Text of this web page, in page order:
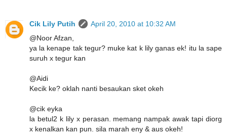
Cik Lily Putih
April 20, 2010 at 10:32 AM
@Noor Afzan,
ya la kenape tak tegur? muke kat k lily ganas ek! itu la sape
suruh x tegur kan
@Aidi
Kecik ke? oklah nanti besaukan sket okeh
@cik eyka
la betul2 k lily x perasan. memang nampak awak tapi diorg
x kenalkan kan pun. sila marah eny & aus okeh!